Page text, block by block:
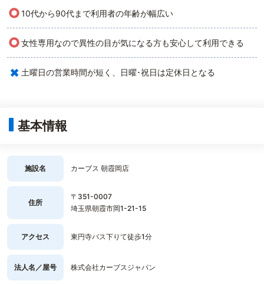
○10代から90代まで利用者の年齢が幅広い
○女性専用なので異性の目が気になる方も安心して利用できる
× 土曜日の営業時間が短く、日曜･祝日は定休日となる
基本情報
施設名 カーブス 朝霞岡店
住所
〒351-0007
埼玉県朝霞市岡1-21-15
アクセス 東円寺バス下りて徒歩1分
法人名／屋号 株式会社カーブスジャパン